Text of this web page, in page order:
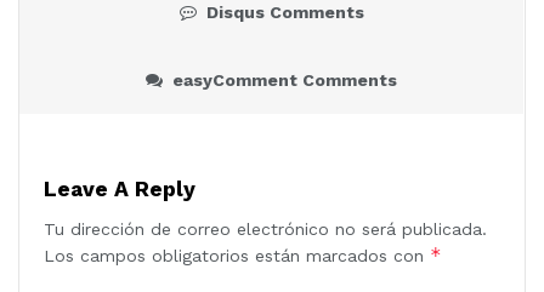
Disqus Comments
easyComment Comments
Leave A Reply
Tu dirección de correo electrónico no será publicada.
Los campos obligatorios están marcados con *